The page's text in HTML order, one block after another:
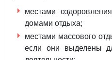
местами
домами отдыха;
местами массового
если они выделены